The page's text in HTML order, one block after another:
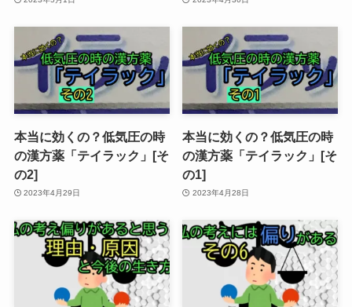
本当に効くの？低気圧の時
の漢方薬「テイラック」[そ
の2]
2023年4月29日
本当に効くの？低気圧の時
の漢方薬「テイラック」[そ
の1]
2023年4月28日